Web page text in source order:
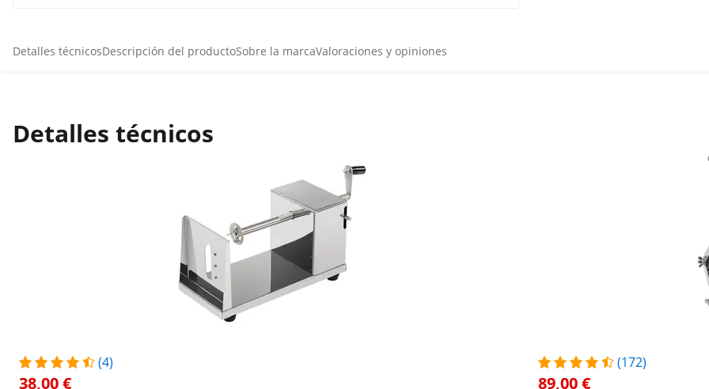
Detalles técnicosDescripción del productoSobre la marcaValoraciones y opiniones
Detalles técnicos
(4)
38,00 €
(172)
89,00 €